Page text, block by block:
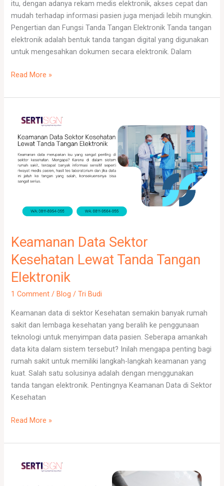
itu, dengan adanya rekam medis elektronik, akses cepat dan
mudah terhadap informasi pasien juga menjadi lebih mungkin.
Pengertian dan Fungsi Tanda Tangan Elektronik Tanda tangan
elektronik adalah bentuk tanda tangan digital yang digunakan
untuk mengesahkan dokumen secara elektronik. Dalam
Sakit
Read More »
Keamanan Data Sektor
Kesehatan Lewat Tanda Tangan
Elektronik
1 Comment /Blog /Tri Budi
Keamanan data di sektor Kesehatan semakin banyak rumah
sakit dan lembaga kesehatan yang beralih ke penggunaan
teknologi untuk menyimpan data pasien. Seberapa amankah
data kita dalam sistem tersebut? Inilah mengapa penting bagi
rumah sakit untuk memiliki langkah-langkah keamanan yang
kuat. Salah satu solusinya adalah dengan menggunakan
tanda tangan elektronik. Pentingnya Keamanan Data di Sektor
Kesehatan
Data
Sektor
Lewat
Tanda
Tangan
Read More »
Implementasi
Rekam